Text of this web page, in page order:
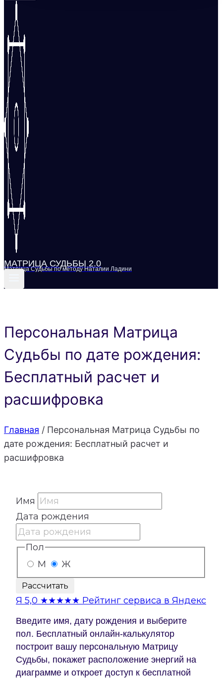
МАТРИЦА СУДЬБЫ 2.0
Матрица Судьбы по методу Наталии Ладини
Персональная Матрица
Судьбы по дате рождения:
Бесплатный расчет и
расшифровка
Главная / Персональная Матрица Судьбы по
дате рождения: Бесплатный расчет и
расшифровка
Имя
Дата рождения
Пол
М
Ж
Рассчитать
Я 5,0 ★★★★★ Рейтинг сервиса в Яндекс
Введите имя, дату рождения и выберите
пол. Бесплатный онлайн-калькулятор
построит вашу персональную Матрицу
Судьбы, покажет расположение энергий на
диаграмме и откроет доступ к бесплатной